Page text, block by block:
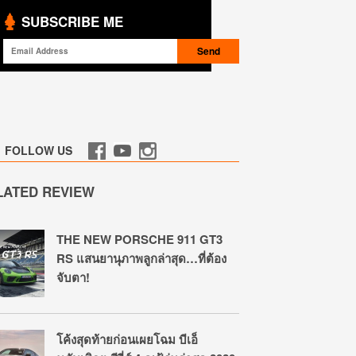
SUBSCRIBE ME
FOLLOW US
REVIEW
THE NEW PORSCHE 911 GT3
RS แสนยานุภาพลูกล่าสุด…ที่ต้อง
จับตา!
โค้งสุดท้ายก่อนเผยโฉม บีเอ็